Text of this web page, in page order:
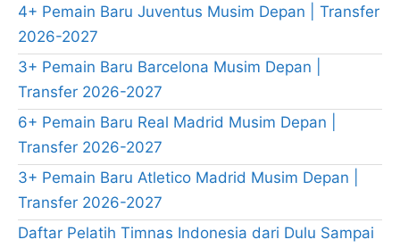
4+ Pemain Baru Juventus Musim Depan | Transfer
2026-2027
3+ Pemain Baru Barcelona Musim Depan |
Transfer 2026-2027
6+ Pemain Baru Real Madrid Musim Depan |
Transfer 2026-2027
3+ Pemain Baru Atletico Madrid Musim Depan |
Transfer 2026-2027
Daftar Pelatih Timnas Indonesia dari Dulu Sampai